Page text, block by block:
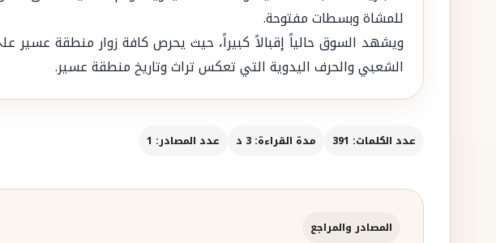
للمشاة وبسطات مفتوحة.
ويشهد السوق حالياً إقبالاً كبيراً، حيث يحرص كافة زوار منطقة عسير
الشعبي والحرف اليدوية التي تعكس تراث وتاريخ منطقة عسير.
عدد الكلمات: 391 مدة القراءة: 3 د عدد المصادر: 1
المصادر والمراجع